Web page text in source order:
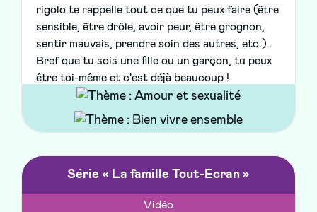
rigolo te rappelle tout ce que tu peux faire (être
sensible, être drôle, avoir peur, être grognon,
sentir mauvais, prendre soin des autres, etc.) .
Bref que tu sois une fille ou un garçon, tu peux
être toi-même et c'est déjà beaucoup !
Série « La famille Tout-Ecran »
Vidéo